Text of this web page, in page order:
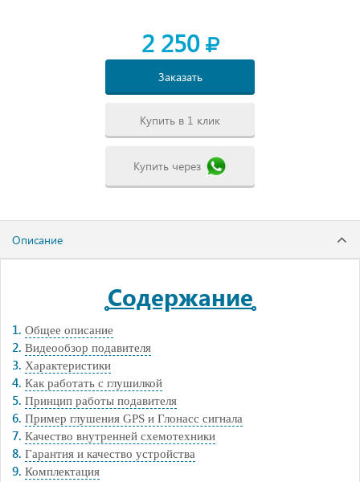
2 250
Заказать
Купить в 1 клик
Купить через
Описание
Содержание
Общее описание
Видеообзор подавителя
Характеристики
Как работать с глушилкой
Принцип работы подавителя
Пример глушения GPS и Глонасс сигнала
Качество внутренней схемотехники
Гарантия и качество устройства
Комплектация